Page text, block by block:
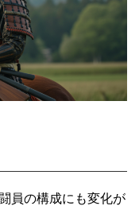
員の構成にも変化が